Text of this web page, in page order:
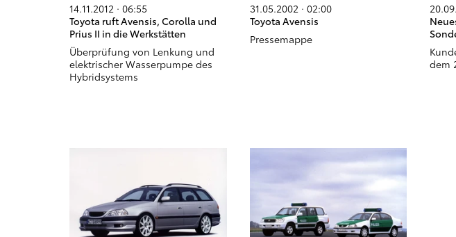
14.11.2012 · 06:55
Toyota ruft Avensis, Corolla und
Prius II in die Werkstätten
Überprüfung von Lenkung und
elektrischer Wasserpumpe des
Hybridsystems
31.05.2002 · 02:00
Toyota Avensis
Pressemappe
dem